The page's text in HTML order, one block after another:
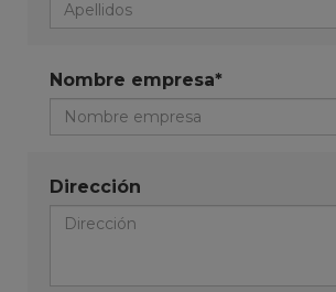
Nombre empresa*
Dirección